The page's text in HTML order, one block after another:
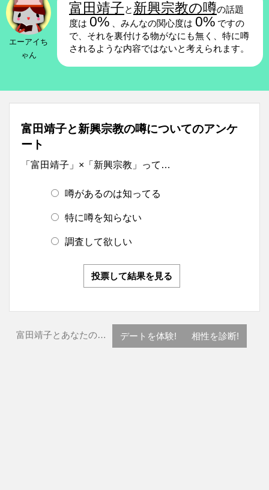
エーアイち
ゃん
富田靖子と 新興宗教の噂の話題
度は 0% 、みんなの関心度は 0% ですの
で、それを裏付ける物がなにも無く、特に噂
されるような内容ではないと考えられます。
富田靖子と新興宗教の噂についてのアンケ
ート
「富田靖子」×「新興宗教」って…
噂があるのは知ってる
特に噂を知らない
調査して欲しい
投票して結果を見る
富田靖子とあなたの… デートを体験! 相性を診断!